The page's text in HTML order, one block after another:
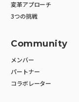
変革アプローチ
3つの挑戦
Community
メンバー
パートナー
コラボレーター